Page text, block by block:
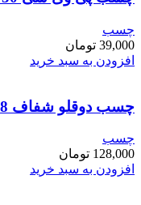
چسب
39,000 تومان
افزودن به سبد خرید
چسب دوقلو شفاف 8 گرم زیپر کد ZIPPER C1
چسب
128,000 تومان
افزودن به سبد خرید